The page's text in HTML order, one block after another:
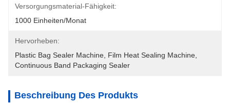
Versorgungsmaterial-Fähigkeit:
1000 Einheiten/Monat
Hervorheben:
Plastic Bag Sealer Machine Film Heat Sealing Machine
Continuous Band Packaging Sealer
Beschreibung Des Produkts